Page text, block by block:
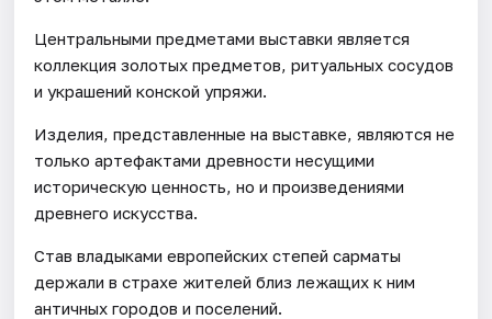
Центральными предметами выставки является
коллекция золотых предметов, ритуальных сосудов
и украшений конской упряжи.
Изделия, представленные на выставке, являются не
только артефактами древности несущими
историческую ценность, но и произведениями
древнего искусства.
Став владыками европейских степей сарматы
держали в страхе жителей близ лежащих к ним
античных городов и поселений.